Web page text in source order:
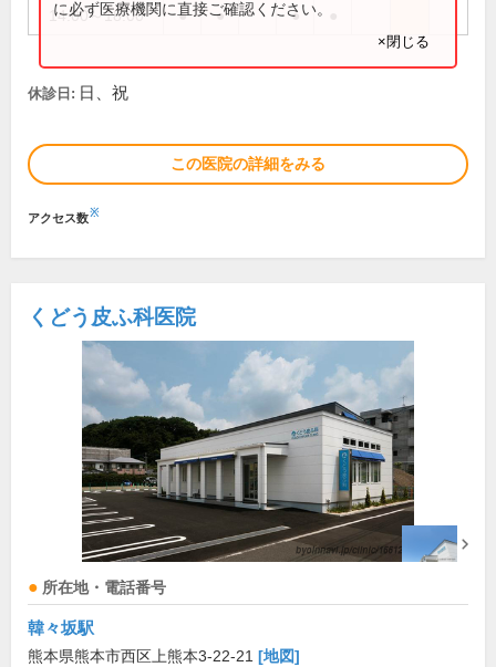
14:00～18:00 ● ● ●
に必ず医療機関に直接ご確認ください。
×閉じる
休診日: 日、祝
この医院の詳細をみる
アクセス数※
くどう皮ふ科医院
所在地・電話番号
韓々坂駅
熊本県熊本市西区上熊本3-22-21 [地図]